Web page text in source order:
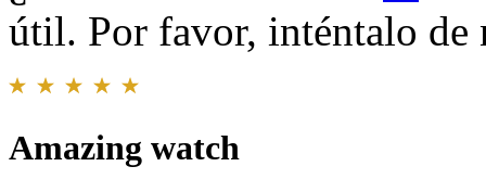
útil. Por favor, inténtalo de
Amazing watch